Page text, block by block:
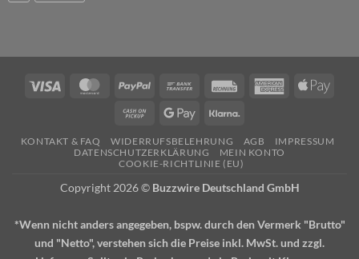
Visa MasterCardPayPal
Bank
Rechung
AmericanApple
Cash
Pickup
Google
KONTAKT & FAQ WIDERRUFSBELEHRUNG AGB
IMPRESSUM
DATENSCHUTZERKLÄRUNG
MEIN KONTO
COOKIE-RICHTLINIE (EU)
Copyright 2026 © Buzzwire Deutschland GmbH
*Wenn nicht anders angegeben, bspw. durch den Vermerk "Brutto"
und "Netto", verstehen sich die Preise inkl. MwSt. und zzgl.